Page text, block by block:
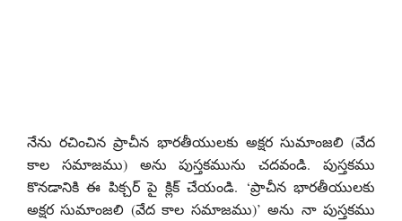
నేను రచించిన ప్రాచీన భారతీయులకు అక్షర సుమాంజలి (వేద
కాల సమాజము) అను పుస్తకమును చదవండి. పుస్తకము
కొనడానికి ఈ పిక్చర్ పై క్లిక్ చేయండి. ‘ప్రాచీన భారతీయులకు
అక్షర సుమాంజలి (వేద కాల సమాజము)’ అను నా పుస్తకము